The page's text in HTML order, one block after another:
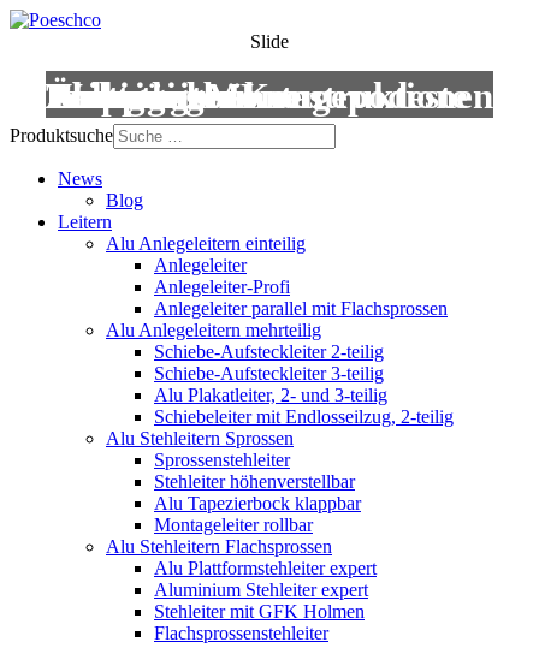
Slide
Leitern
Treppen
Anstiege
Podestleitern
Roll- und Montagepodeste
Wartungsbühnen
Übergänge
Aluminium-Konstruktionen
Produktsuche
News
Blog
Leitern
Alu Anlegeleitern einteilig
Anlegeleiter
Anlegeleiter-Profi
Anlegeleiter parallel mit Flachsprossen
Alu Anlegeleitern mehrteilig
Schiebe-Aufsteckleiter 2-teilig
Schiebe-Aufsteckleiter 3-teilig
Alu Plakatleiter, 2- und 3-teilig
Schiebeleiter mit Endlosseilzug, 2-teilig
Alu Stehleitern Sprossen
Sprossenstehleiter
Stehleiter höhenverstellbar
Alu Tapezierbock klappbar
Montageleiter rollbar
Alu Stehleitern Flachsprossen
Alu Plattformstehleiter expert
Aluminium Stehleiter expert
Stehleiter mit GFK Holmen
Flachsprossenstehleiter